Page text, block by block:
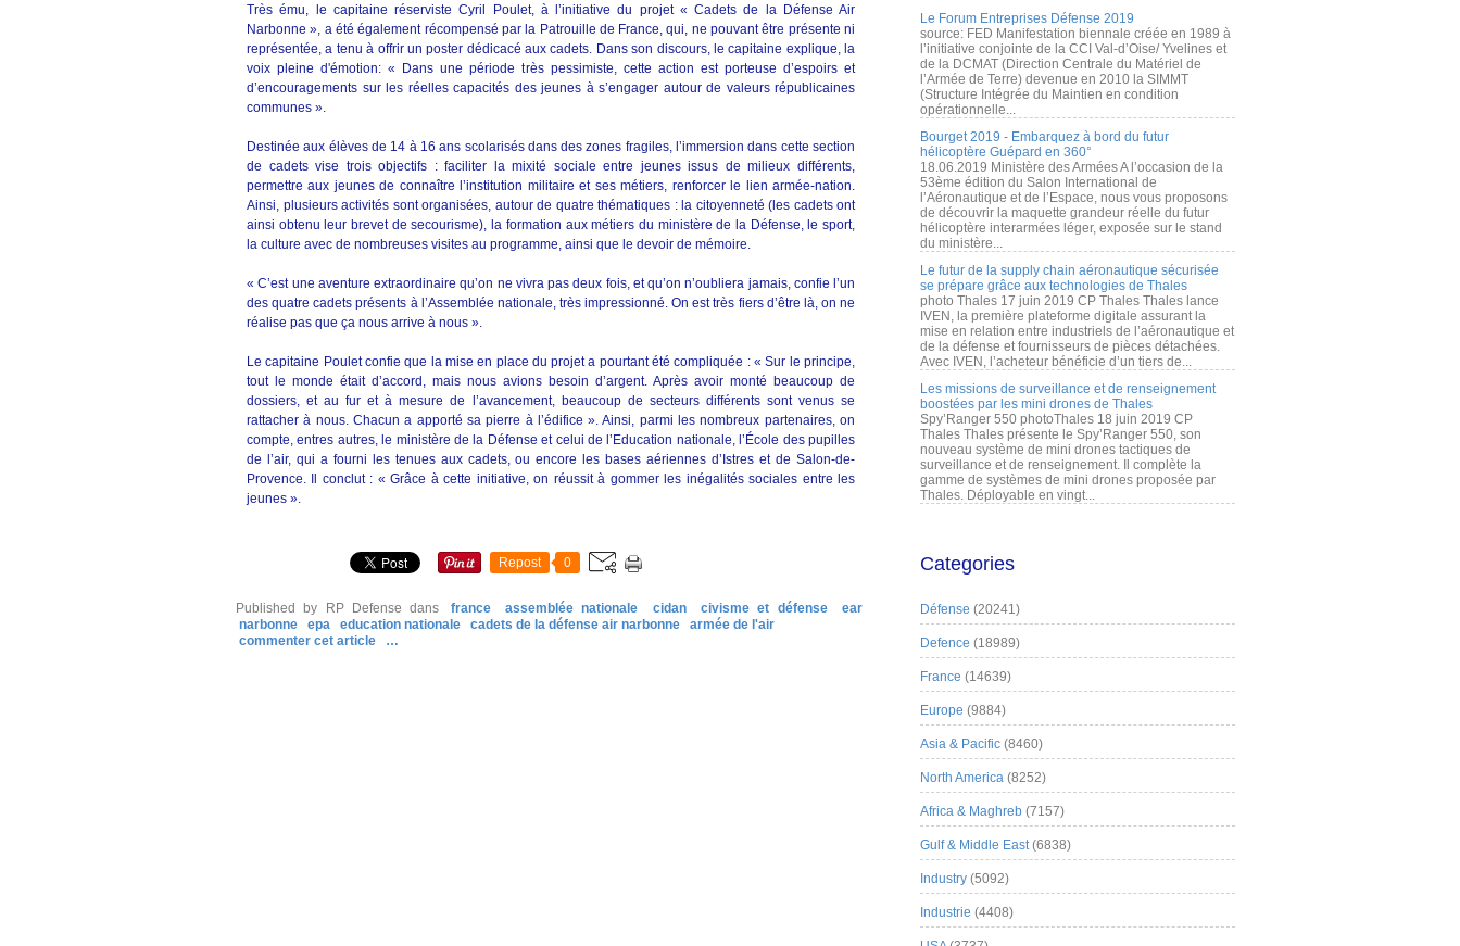
Très ému, le capitaine réserviste Cyril Poulet, à l’initiative du projet « Cadets de la Défense Air
Narbonne », a été également récompensé par la Patrouille de France, qui, ne pouvant être présente ni
représentée, a tenu à offrir un poster dédicacé aux cadets. Dans son discours, le capitaine explique, la
voix pleine d'émotion: « Dans une période très pessimiste, cette action est porteuse d’espoirs et
d’encouragements sur les réelles capacités des jeunes à s’engager autour de valeurs républicaines
communes ».
Destinée aux élèves de 14 à 16 ans scolarisés dans des zones fragiles, l’immersion dans cette section
de cadets vise trois objectifs : faciliter la mixité sociale entre jeunes issus de milieux différents,
permettre aux jeunes de connaître l’institution militaire et ses métiers, renforcer le lien armée-nation.
Ainsi, plusieurs activités sont organisées, autour de quatre thématiques : la citoyenneté (les cadets ont
ainsi obtenu leur brevet de secourisme), la formation aux métiers du ministère de la Défense, le sport,
la culture avec de nombreuses visites au programme, ainsi que le devoir de mémoire.
« C’est une aventure extraordinaire qu’on ne vivra pas deux fois, et qu’on n’oubliera jamais, confie l’un
des quatre cadets présents à l’Assemblée nationale, très impressionné. On est très fiers d’être là, on ne
réalise pas que ça nous arrive à nous ».
Le capitaine Poulet confie que la mise en place du projet a pourtant été compliquée : « Sur le principe,
tout le monde était d’accord, mais nous avions besoin d’argent. Après avoir monté beaucoup de
dossiers, et au fur et à mesure de l’avancement, beaucoup de secteurs différents sont venus se
rattacher à nous. Chacun a apporté sa pierre à l’édifice ». Ainsi, parmi les nombreux partenaires, on
compte, entres autres, le ministère de la Défense et celui de l’Education nationale, l’École des pupilles
de l’air, qui a fourni les tenues aux cadets, ou encore les bases aériennes d’Istres et de Salon-de-
Provence. Il conclut : « Grâce à cette initiative, on réussit à gommer les inégalités sociales entre les
jeunes ».
Repost 0
Published by RP Defense dans france assemblée nationale cidan civisme et défense
ear
narbonne
epa education nationale cadets de la défense air narbonne
armée de l'air
commenter cet article
…
Le Forum Entreprises Défense 2019
source: FED Manifestation biennale créée en 1989 à
l’initiative conjointe de la CCI Val-d’Oise/ Yvelines et
de la DCMAT (Direction Centrale du Matériel de
l’Armée de Terre) devenue en 2010 la SIMMT
(Structure Intégrée du Maintien en condition
opérationnelle...
Bourget 2019 - Embarquez à bord du futur
hélicoptère Guépard en 360°
18.06.2019 Ministère des Armées A l’occasion de la
53ème édition du Salon International de
l’Aéronautique et de l’Espace, nous vous proposons
de découvrir la maquette grandeur réelle du futur
hélicoptère interarmées léger, exposée sur le stand
du ministère...
Le futur de la supply chain aéronautique sécurisée
se prépare grâce aux technologies de Thales
photo Thales 17 juin 2019 CP Thales Thales lance
IVEN, la première plateforme digitale assurant la
mise en relation entre industriels de l’aéronautique et
de la défense et fournisseurs de pièces détachées.
Avec IVEN, l’acheteur bénéficie d’un tiers de...
Les missions de surveillance et de renseignement
boostées par les mini drones de Thales
Spy’Ranger 550 photoThales 18 juin 2019 CP
Thales Thales présente le Spy’Ranger 550, son
nouveau système de mini drones tactiques de
surveillance et de renseignement. Il complète la
gamme de systèmes de mini drones proposée par
Thales. Déployable en vingt...
Categories
Défense (20241)
Defence (18989)
France (14639)
Europe (9884)
Asia & Pacific (8460)
North America (8252)
Africa & Maghreb (7157)
Gulf & Middle East(6838)
Industry (5092)
Industrie (4408)